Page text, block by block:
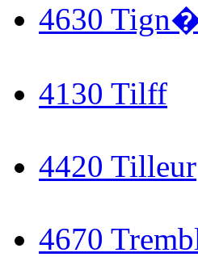
4630
4130 Tilff
4420 Tilleur
4670